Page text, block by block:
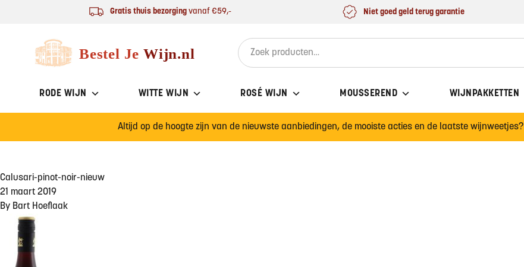
Gratis thuis bezorgingvanaf €59,- Niet goed geld terug garantie
Bestel Je Wijn
Search for:
RODE WIJN WITTE WIJN ROSÉ WIJN MOUSSEREND WIJNPAKKETTEN
Altijd op de hoogte zijn van de nieuwste aanbiedingen, de mooiste acties en de laatste wijnweetjes?
Calusari-pinot-noir-nieuw
21 maart 2019
By Bart Hoeflaak